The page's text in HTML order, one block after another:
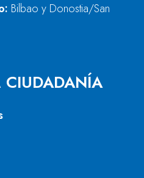
Bilbao y Donostia/San
CIUDADANÍA